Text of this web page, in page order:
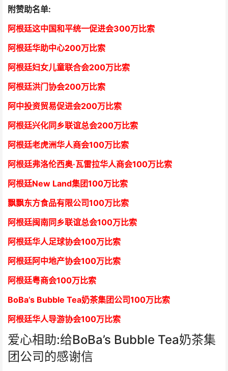
附赞助名单:
阿根廷这中国和平统一促进会300万比索
阿根廷华助中心200万比索
阿根廷妇女儿童联合会200万比索
阿根廷洪门协会200万比索
阿中投资贸易促进会200万比索
阿根廷兴化同乡联谊总会200万比索
阿根廷老虎洲华人商会100万比索
阿根廷弗洛伦西奥·瓦雷拉华人商会100万比索
阿根廷New Land集团100万比索
飘飘东方食品有限公司100万比索
阿根廷闽南同乡联谊总会100万比索
阿根廷华人足球协会100万比索
阿根廷阿中地产协会100万比索
阿根廷粤商会100万比索
BoBa’s Bubble Tea奶茶集团公司100万比索
阿根廷华人导游协会100万比索
爱心相助:给BoBa’s Bubble Tea奶茶集
团公司的感谢信